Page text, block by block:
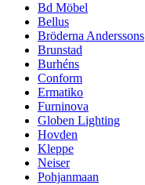
Bd Möbel
Bellus
Bröderna Anderssons
Brunstad
Burhéns
Conform
Ermatiko
Furninova
Globen Lighting
Hovden
Kleppe
Neiser
Pohjanmaan